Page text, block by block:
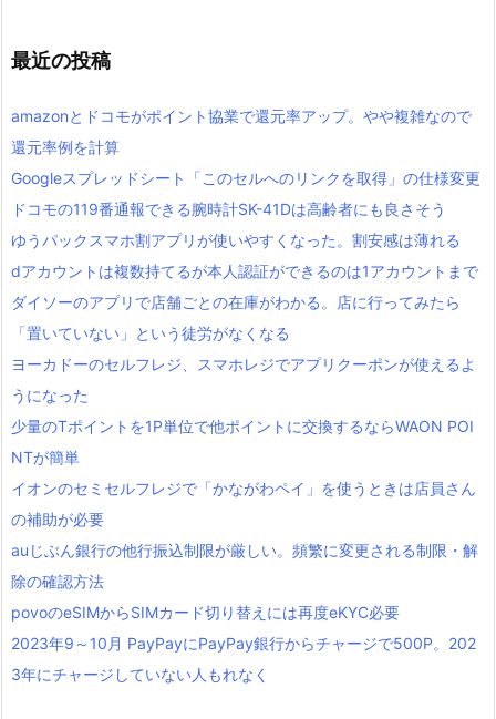
最近の投稿
amazonとドコモがポイント協業で還元率アップ。やや複雑なので
還元率例を計算
Googleスプレッドシート「このセルへのリンクを取得」の仕様変更
ドコモの119番通報できる腕時計SK-41Dは高齢者にも良さそう
ゆうパックスマホ割アプリが使いやすくなった。割安感は薄れる
dアカウントは複数持てるが本人認証ができるのは1アカウントまで
ダイソーのアプリで店舗ごとの在庫がわかる。店に行ってみたら
「置いていない」という徒労がなくなる
ヨーカドーのセルフレジ、スマホレジでアプリクーポンが使えるよ
うになった
少量のTポイントを1P単位で他ポイントに交換するならWAON POI
NTが簡単
イオンのセミセルフレジで「かながわペイ」を使うときは店員さん
の補助が必要
auじぶん銀行の他行振込制限が厳しい。頻繁に変更される制限・解
除の確認方法
povoのeSIMからSIMカード切り替えには再度eKYC必要
2023年9～10月 PayPayにPayPay銀行からチャージで500P。202
3年にチャージしていない人もれなく